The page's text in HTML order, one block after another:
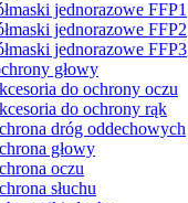
jednorazowe FFP1
jednorazowe FFP2
jednorazowe FFP3
głowy
do ochrony oczu
do ochrony rąk
dróg oddechowych
głowy
oczu
słuchu